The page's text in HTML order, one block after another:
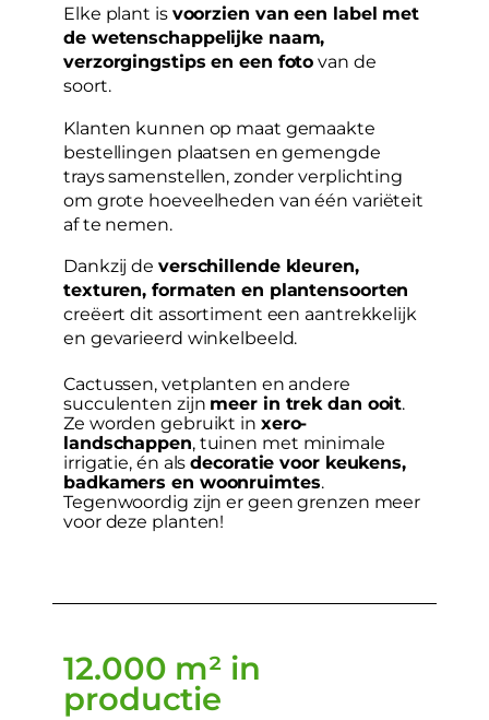
Elke plant is voorzien van een label met
de wetenschappelijke naam,
verzorgingstips en een foto van de
soort.
Klanten kunnen op maat gemaakte
bestellingen plaatsen en gemengde
trays samenstellen, zonder verplichting
om grote hoeveelheden van één variëteit
af te nemen.
Dankzij de verschillende kleuren,
texturen, formaten en plantensoorten
creëert dit assortiment een aantrekkelijk
en gevarieerd winkelbeeld.
Cactussen, vetplanten en andere
succulenten zijn meer in trek dan ooit.
Ze worden gebruikt in xero-
landschappen, tuinen met minimale
irrigatie, én alsdecoratie voor keukens,
badkamers en woonruimtes.
Tegenwoordig zijn er geen grenzen meer
voor deze planten!
12.000 m² in
productie